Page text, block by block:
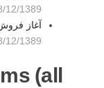
1389 12:13
آغاز
1389 12:12
(all